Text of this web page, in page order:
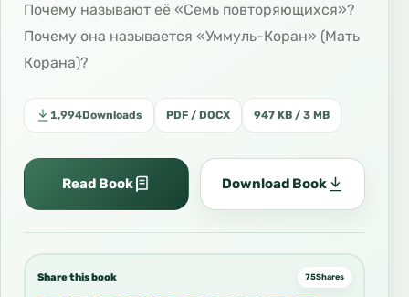
Почему называют её «Семь повторяющихся»?
Почему она называется «Уммуль-Коран» (Мать
Корана)?
1,994Downloads PDF / DOCX 947 KB / 3 MB
Read Book Download Book
Share this book 75Shares